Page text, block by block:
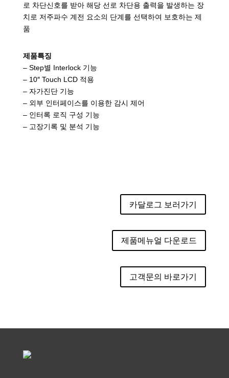
로 차단신호를 받아 해당 선로 차단용 출력을 발생하는 장
치로 저주파수 계전 요소의 단계를 선택하여 보호하는 제
품
제품특징
– Step별 Interlock 기능
– 10″ Touch LCD 적용
– 자가진단 기능
– 외부 인터페이스를 이용한 감시 제어
– 인터록 로직 구성 기능
– 고장기록 및 분석 기능
카달로그 보러가기
제품메뉴얼 다운로드
고객문의 바로가기